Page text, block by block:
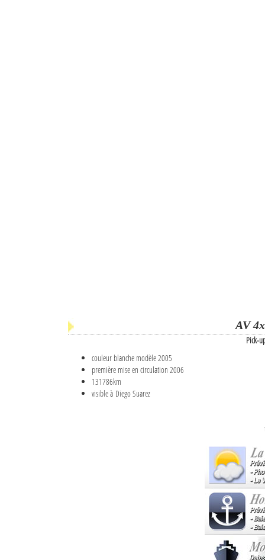
AV
Pick-
couleur blanche modèle 2005
première mise en circulation 2006
131786km
visible à Diego Suarez